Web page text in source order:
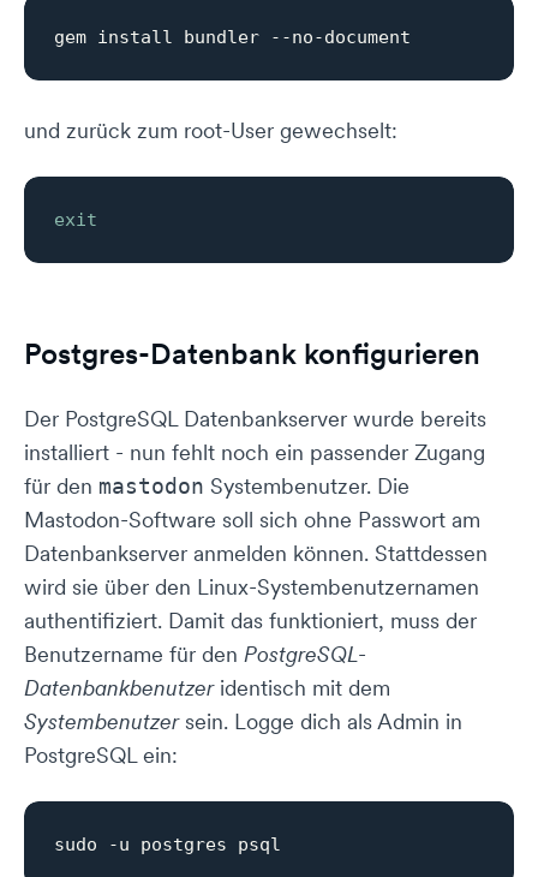
und zurück zum root-User gewechselt:
exit
Postgres-Datenbank konfigurieren
Der PostgreSQL Datenbankserver wurde bereits
installiert - nun fehlt noch ein passender Zugang
für den mastodon Systembenutzer. Die
Mastodon-Software soll sich ohne Passwort am
Datenbankserver anmelden können. Stattdessen
wird sie über den Linux-Systembenutzernamen
authentifiziert. Damit das funktioniert, muss der
Benutzername für den PostgreSQL-
Datenbankbenutzeridentisch mit dem
Systembenutzersein. Logge dich als Admin in
PostgreSQL ein: